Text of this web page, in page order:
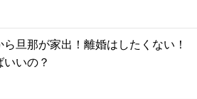
旦那が家出！離婚はしたくない！
いの？